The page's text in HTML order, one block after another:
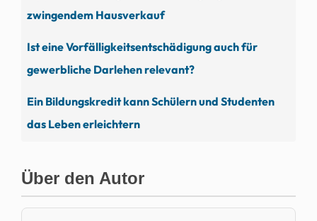
zwingendem Hausverkauf
Ist eine Vorfälligkeitsentschädigung auch für
gewerbliche Darlehen relevant?
Ein Bildungskredit kann Schülern und Studenten
das Leben erleichtern
Über den Autor